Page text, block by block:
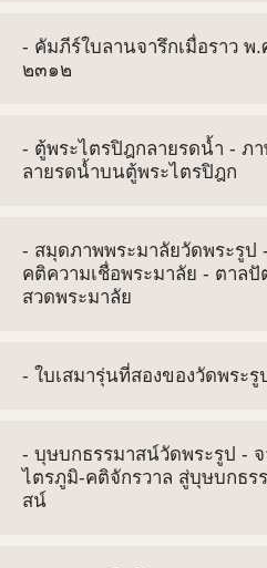
- คัมภีร์ใบลานจารึกเมื่อราว พ.
๒๓๑๒
- ตู้พระไตรปิฎกลายรดน้ำ - ภ
ลายรดน้ำบนตู้พระไตรปิฎก
- สมุดภาพพระมาลัยวัดพระรูป -
คติความเชื่อพระมาลัย - ตาลปั
สวดพระมาลัย
- ใบเสมารุ่นที่สองของวัดพระรู
- บุษบกธรรมาสน์วัดพระรูป - จ
ไตรภูมิ-คติจักรวาล สู่บุษบกธร
สน์